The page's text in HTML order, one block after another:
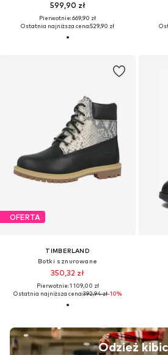
599,90 zł
Pierwotnie: 669,90 zł
Ostatnia najniższa cena:529,90 zł
OFERTA
TIMBERLAND
Botki sznurowane
350,32 zł
Pierwotnie: 1 109,00 zł
Ostatnia najniższa cena:392,94 zł-10%
Odzież